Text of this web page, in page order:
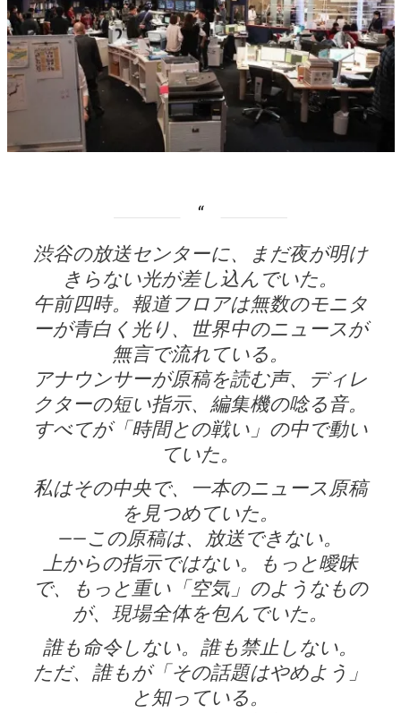
渋谷の放送センターに、まだ夜が明け
きらない光が差し込んでいた。
午前四時。報道フロアは無数のモニタ
ーが青白く光り、世界中のニュースが
無言で流れている。
アナウンサーが原稿を読む声、ディレ
クターの短い指示、編集機の唸る音。
すべてが「時間との戦い」の中で動い
ていた。
私はその中央で、一本のニュース原稿
を見つめていた。
——この原稿は、放送できない。
上からの指示ではない。もっと曖昧
で、もっと重い「空気」のようなもの
が、現場全体を包んでいた。
誰も命令しない。誰も禁止しない。
ただ、誰もが「その話題はやめよう」
と知っている。